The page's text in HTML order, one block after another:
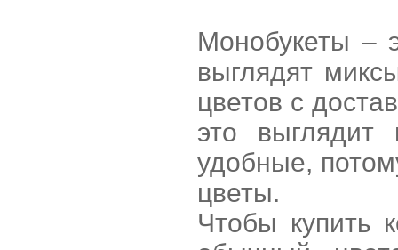
Монобукеты –
выглядят
цветов с
это выглядит
удобные,
цветы.
Чтобы купить